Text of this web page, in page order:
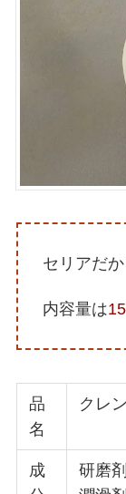
セリアだ
内容量は
品
名
クレ
成
研磨